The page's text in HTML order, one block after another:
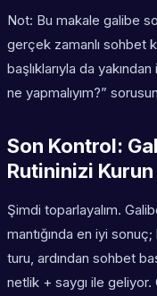
Not: Bu makale galibe
gerçek zamanlı sohbet
başlıklarıyla da
ne yapmalıyım?”
Son Kontrol:
Rutininizi Kurun
Şimdi toparlayalım.
mantığında en iyi
turu, ardından sohbet
netlik + saygı ile geliyor.